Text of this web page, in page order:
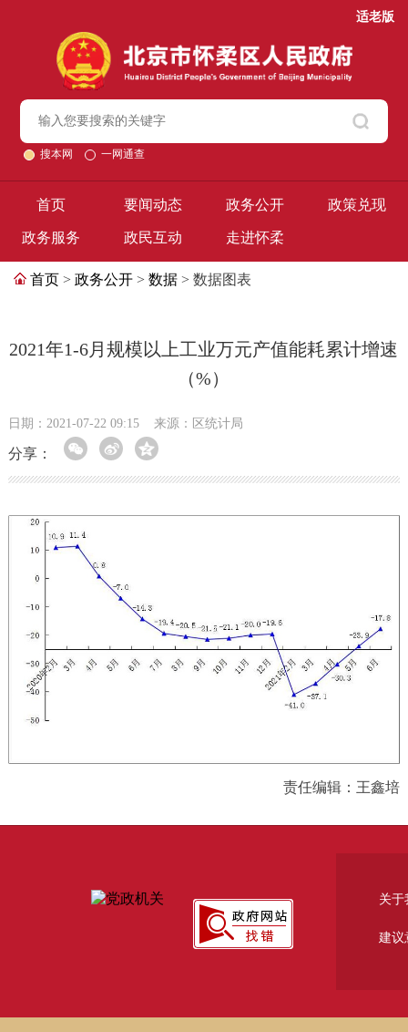
适老版
搜本网 一网通查
首页 要闻动态 政务公开 政策兑现
政务服务 政民互动 走进怀柔
首页 > 政务公开 > 数据 > 数据图表
2021年1-6月规模以上工业万元产值能耗累计增速
（%）
日期：2021-07-22 09:15 来源：区统计局
分享：
责任编辑：王鑫培
关于
建议